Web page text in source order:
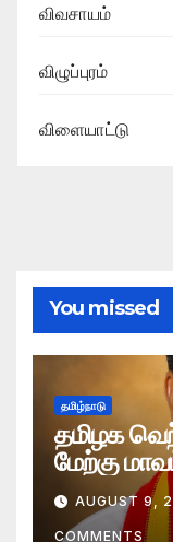
விவசாயம்
விழுப்புரம்
விளையாட்டு
You missed
தமிழ்நாடு
தமிழக
மேற்கு
எம்எல்.ஏ.
AUGUST 9,
COMMENTS